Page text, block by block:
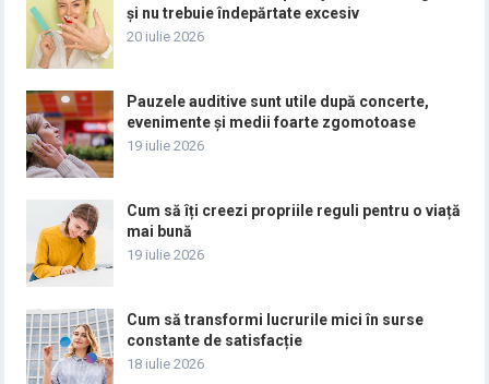
și nu trebuie îndepărtate excesiv
20 iulie 2026
Pauzele auditive sunt utile după concerte,
evenimente și medii foarte zgomotoase
19 iulie 2026
Cum să îți creezi propriile reguli pentru o viață
mai bună
19 iulie 2026
Cum să transformi lucrurile mici în surse
constante de satisfacție
18 iulie 2026